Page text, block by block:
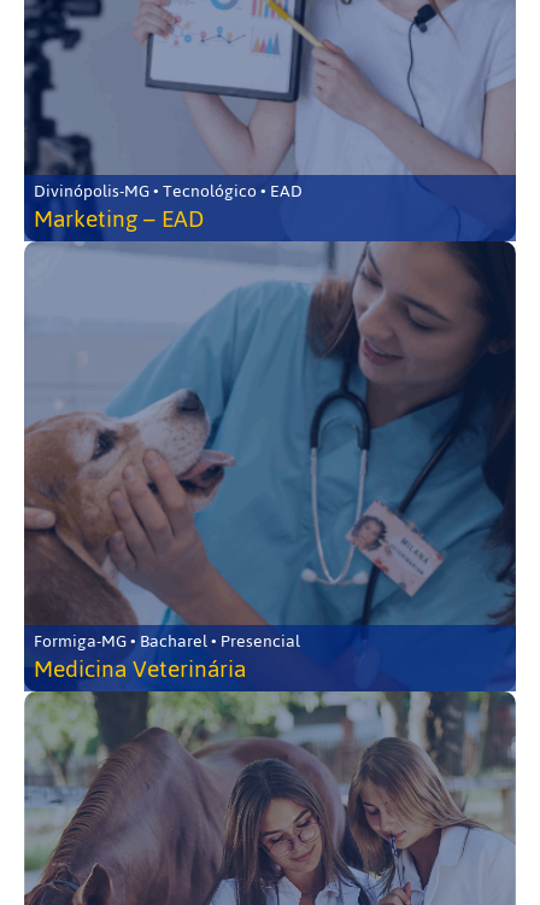
Divinópolis-MG • Tecnológico • EAD
Marketing – EAD
Formiga-MG • Bacharel • Presencial
Medicina Veterinária